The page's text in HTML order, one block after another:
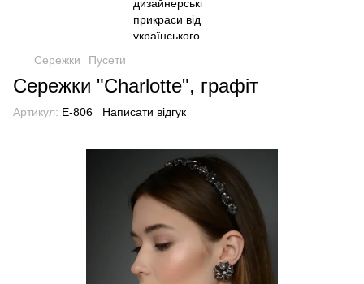
Сережки Пусети
Сережки "Charlotte", графіт
Артикул: E-806 Написати відгук